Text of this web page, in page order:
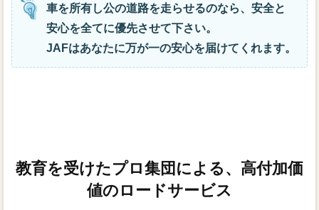
車を所有し公の道路を走らせるのなら、安全と
安心を全てに優先させて下さい。
JAFはあなたに万が一の安心を届けてくれます。
教育を受けたプロ集団による、高付加価
値のロードサービス